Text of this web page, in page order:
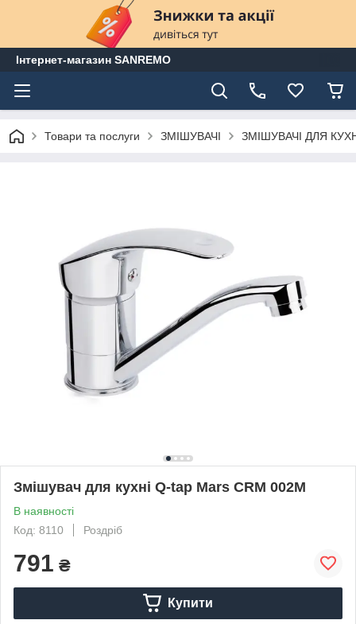
Інтернет-магазин SANREMO
Товари та послуги ЗМІШУВАЧІ ЗМІШУВАЧІ ДЛЯ
Змішувач для кухні Q-tap Mars CRM 002M
В наявності
Код: 8110
Роздріб
791 ₴
Купити